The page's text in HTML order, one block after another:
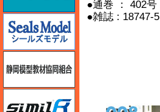
●通巻 ： 402号
●雑誌 : 18747-5
シールズモデル